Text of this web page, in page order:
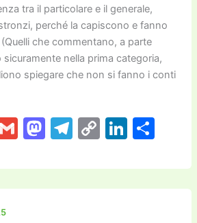
tra il particolare e il generale,
perché la capiscono e fanno
che commentano, a parte
nella prima categoria,
spiegare che non si fanno i conti
G
ai
l
M
st
o
T
e
gr
C
p
y
Li
k
e
C
n
di